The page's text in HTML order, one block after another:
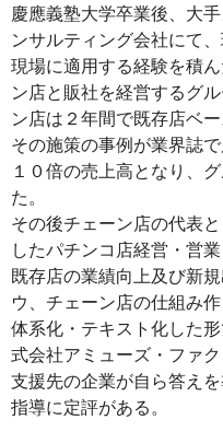
慶應義塾大学卒業後、大
ンサルティング会社にて
現場に適用する経験を積
ン店と販社を経営するグ
ン店は２年間で既存店ベ
その施策の事例が業界誌
１０倍の売上高となり、
た。
その後チェーン店の代表
したパチンコ店経営・営業
既存店の業績向上及び新
ウ、チェーン店の仕組み
体系化・テキスト化した
式会社アミューズ・ファ
支援先の企業が自ら答え
指導に定評がある。